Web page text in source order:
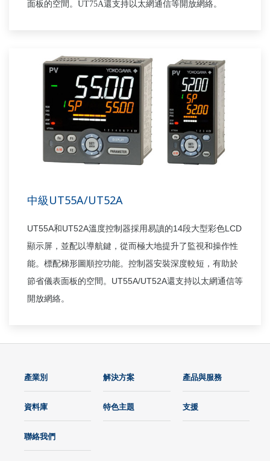
面板的空間。 UT75A還支持以太網通信等開放網絡。
中級UT55A/UT52A
UT55A和 UT52A溫度控制器採用易讀的14段大型彩色LCD
顯示屏，並配以導航鍵，從而極大地提升了監視和操作性
能。標配梯形圖順控功能。控制器安裝深度較短，有助於
節省儀表面板的空間。 UT55A/UT52A還支持以太網通信等
開放網絡。
產業別 解決方案 產品與服務
資料庫 特色主題 支援
聯絡我們